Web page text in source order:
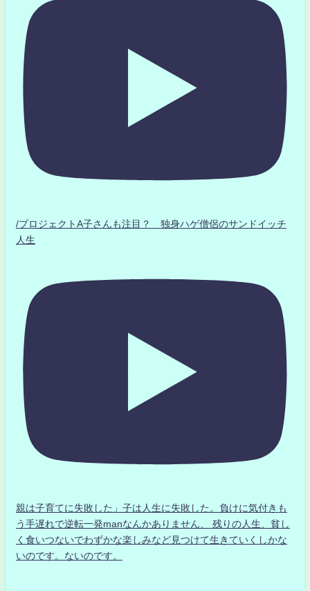
/プロジェクトA子さんも注目？ 独身ハゲ僧侶のサンドイッチ
人生
親は子育てに失敗した」子は人生に失敗した。負けに気付きも
う手遅れで逆転一発manなんかありません、 残りの人生、貧し
く食いつないでわずかな楽しみなど見つけて生きていくしかな
いのです。ないのです。